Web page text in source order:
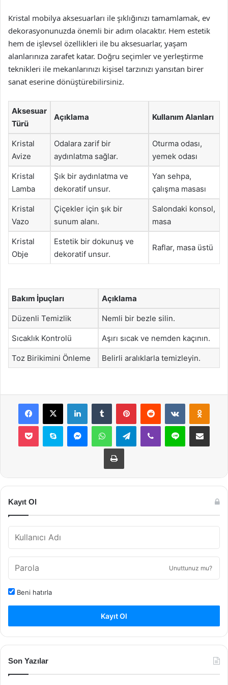
Kristal mobilya aksesuarları ile şıklığınızı tamamlamak, ev
dekorasyonunuzda önemli bir adım olacaktır. Hem estetik
hem de işlevsel özellikleri ile bu aksesuarlar, yaşam
alanlarınıza zarafet katar. Doğru seçimler ve yerleştirme
teknikleri ile mekanlarınızı kişisel tarzınızı yansıtan birer
sanat eserine dönüştürebilirsiniz.
Aksesuar
Türü
Açıklama Kullanım Alanları
Kristal
Avize
Odalara zarif bir
aydınlatma sağlar.
Oturma odası,
yemek odası
Kristal
Lamba
Şık bir aydınlatma ve
dekoratif unsur.
Yan sehpa,
çalışma masası
Kristal
Vazo
Çiçekler için şık bir
sunum alanı.
Salondaki konsol,
masa
Kristal
Obje
Estetik bir dokunuş ve
dekoratif unsur.
Raflar, masa üstü
Bakım İpuçları Açıklama
Düzenli Temizlik Nemli bir bezle silin.
Sıcaklık Kontrolü Aşırı sıcak ve nemden kaçının.
Toz Birikimini Önleme Belirli aralıklarla temizleyin.
Facebook
X LinkedInTumblr PinterestReddit VKontakte
Pocket Skype MessengerWhatsAppTelegramViber Line E-Posta ile
Yazdır
Kayıt Ol
Unuttunuz mu?
Beni hatırla
Kayıt Ol
Son Yazılar